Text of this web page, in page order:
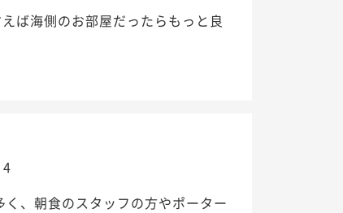
ば海側のお部屋だったらもっと良
4
、朝食のスタッフの方やポーター